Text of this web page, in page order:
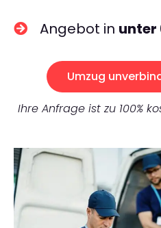
Angebot in unter
Umzug
Ihre Anfrage ist zu 100%